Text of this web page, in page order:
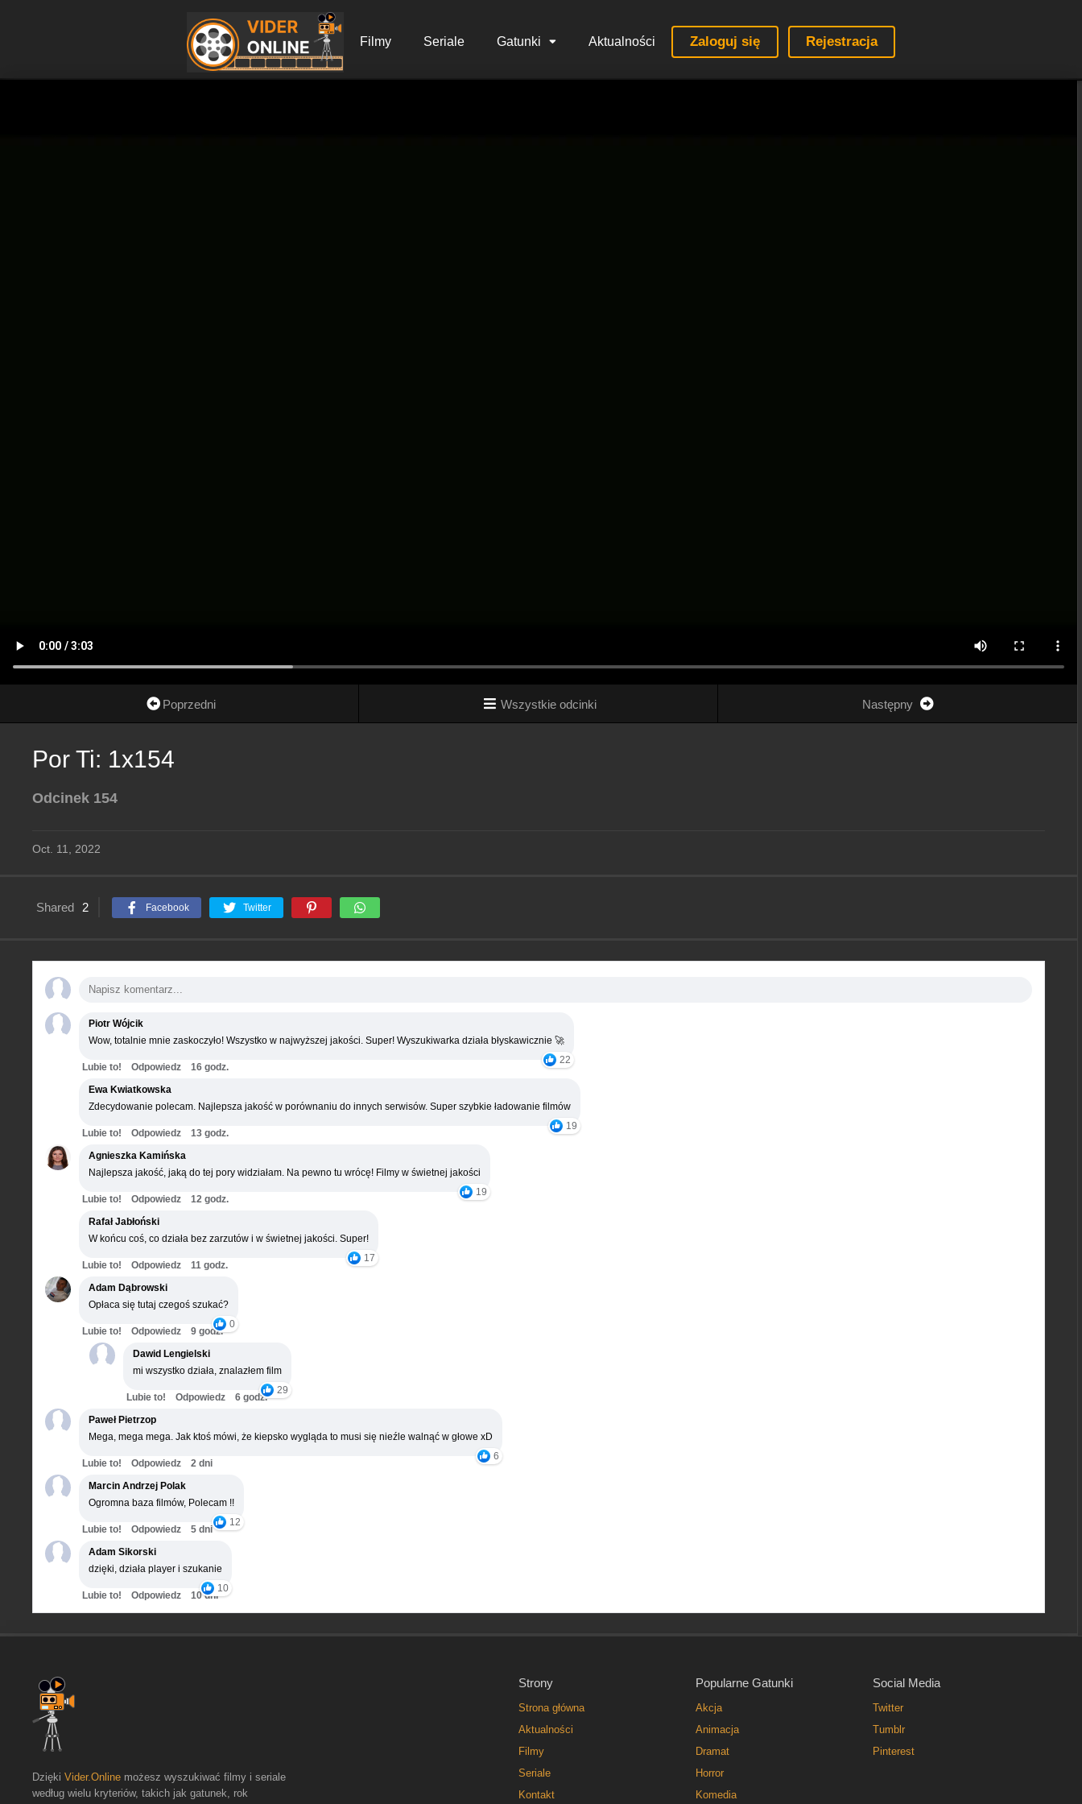
Filmy Seriale Gatunki Aktualności Zaloguj się Rejestracja
Poprzedni Wszystkie odcinki Następny
Por Ti: 1x154
Odcinek 154
Oct. 11, 2022
Shared 2 Facebook Twitter
Piotr Wójcik
Wow, totalnie mnie zaskoczyło! Wszystko w najwyższej jakości. Super! Wyszukiwarka działa błyskawicznie 🚀
22
Lubie to! Odpowiedz
16 godz.
Ewa Kwiatkowska
Zdecydowanie polecam. Najlepsza jakość w porównaniu do innych serwisów. Super szybkie ładowanie filmów
19
Lubie to! Odpowiedz
13 godz.
Agnieszka Kamińska
Najlepsza jakość, jaką do tej pory widziałam. Na pewno tu wrócę! Filmy w świetnej jakości
19
Lubie to! Odpowiedz
12 godz.
Rafał Jabłoński
W końcu coś, co działa bez zarzutów i w świetnej jakości. Super!
17
Lubie to! Odpowiedz
11 godz.
Adam Dąbrowski
Opłaca się tutaj czegoś szukać?
0
Lubie to! Odpowiedz
9 godz.
Dawid Lengielski
mi wszystko działa, znalazłem film
29
Lubie to! Odpowiedz
6 godz.
Paweł Pietrzop
Mega, mega mega. Jak ktoś mówi, że kiepsko wygląda to musi się nieźle walnąć w głowe xD
6
Lubie to! Odpowiedz
2 dni
Marcin Andrzej Polak
Ogromna baza filmów, Polecam !!
12
Lubie to! Odpowiedz
5 dni
Adam Sikorski
dzięki, działa player i szukanie
10
Lubie to! Odpowiedz 10 dni
Strony
Strona główna
Aktualności
Filmy
Seriale
Kontakt
Popularne Gatunki
Akcja
Animacja
Dramat
Horror
Komedia
Social Media
Twitter
Tumblr
Pinterest
Dzięki Vider.Online możesz wyszukiwać filmy i seriale
według wielu kryteriów, takich jak gatunek, rok